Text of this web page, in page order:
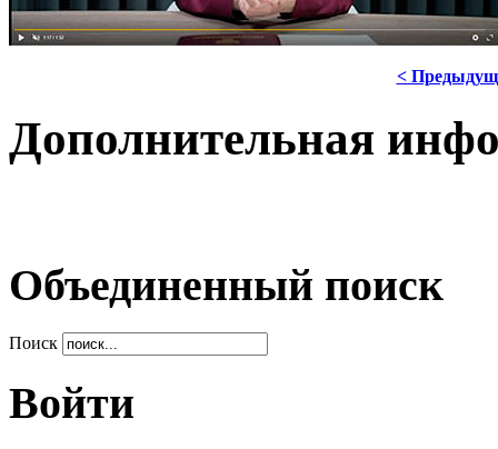
<
Дополнительная
Объединенный поиск
Поиск
Войти